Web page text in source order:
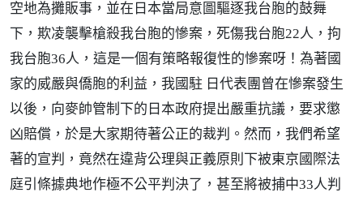
空地為攤販事，並在日本當局意圖驅逐我台胞的鼓舞
下，欺凌襲擊槍殺我台胞的慘案，死傷我台胞22人，拘
我台胞36人，這是一個有策略報復性的慘案呀！為著國
家的威嚴與僑胞的利益，我國駐 日代表團曾在慘案發生
以後，向麥帥管制下的日本政府提出嚴重抗議，要求懲
凶賠償，於是大家期待著公正的裁判。然而，我們希望
著的宣判，竟然在違背公理與正義原則下被東京國際法
庭引條據典地作極不公平判決了，甚至將被捕中33人判